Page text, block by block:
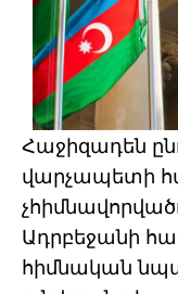
Հաջիզադեն
վարչապետի
Ադրբեջանի
հիմնական